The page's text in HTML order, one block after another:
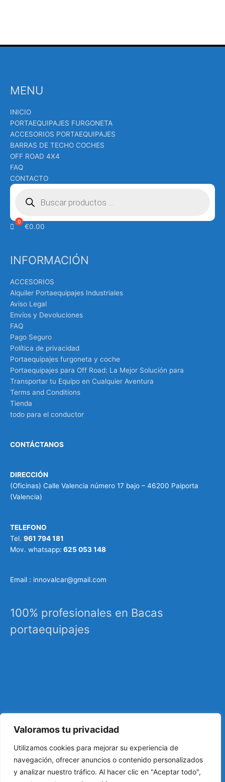
Valoramos tu privacidad
Utilizamos cookies para mejorar su experiencia de
navegación, ofrecer anuncios o contenido personalizados
y analizar nuestro tráfico. Al hacer clic en "Aceptar todo",
MENU
INICIO
PORTAEQUIPAJES FURGONETA
ACCESORIOS PORTAEQUIPAJES
BARRAS DE TECHO COCHES
OFF ROAD 4X4
FAQ
CONTACTO
Búsqueda
productos
€0.00
INFORMACIÓN
ACCESORIOS
Alquiler Portaequipajes Industriales
Aviso Legal
Envíos y Devoluciones
FAQ
Pago Seguro
Política de privacidad
Portaequipajes furgoneta y coche
Portaequipajes para Off Road: La Mejor Solución para
Transportar tu Equipo en Cualquier Aventura
Terms and Conditions
Tienda
todo para el conductor
CONTÁCTANOS
DIRECCIÓN
(Oficinas) Calle Valencia número 17 bajo – 46200 Paiporta
(Valencia)
TELEFONO
Tel. 961 794 181
Mov. whatsapp: 625 053 148
Email : innovalcar@gmail.com
100% profesionales en Bacas
portaequipajes
industriales, barras de techo, carrocería, etc…